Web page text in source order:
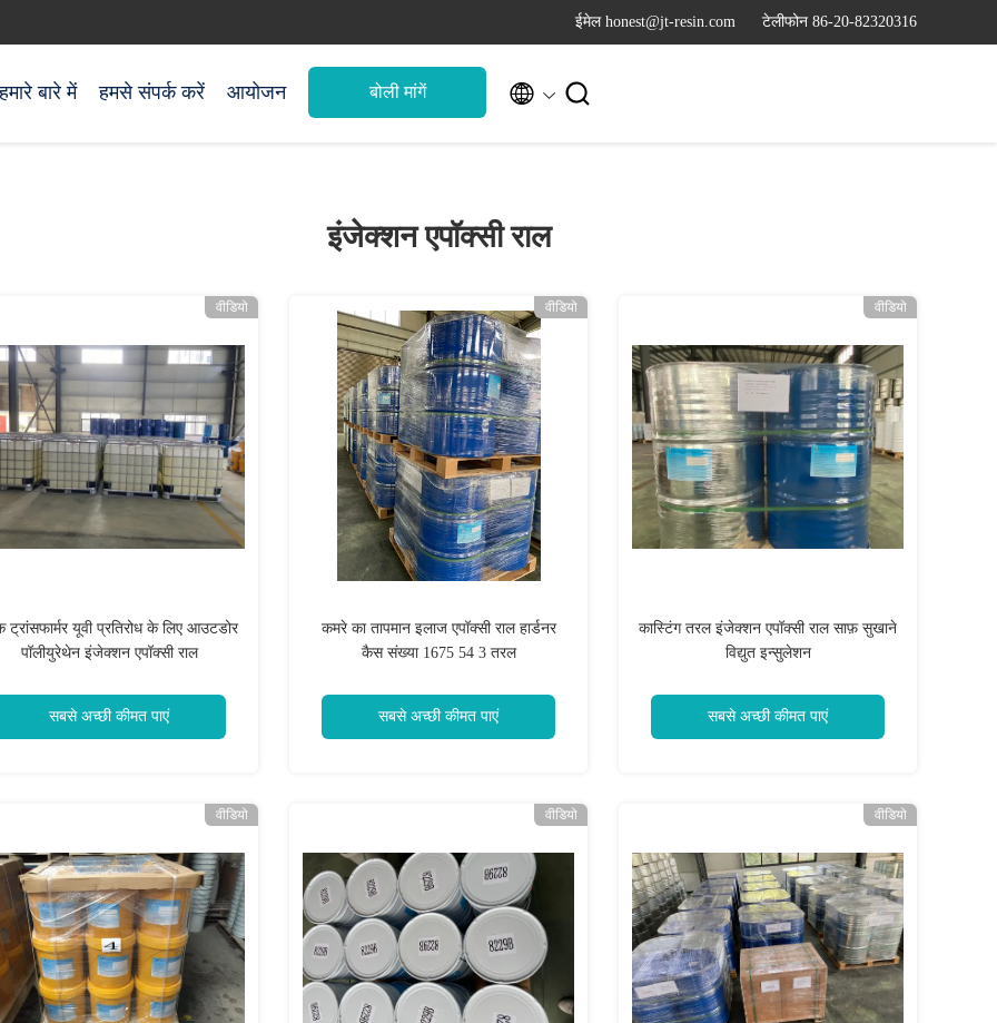
ईमेल honest@jt-resin.com टेलीफोन 86-20-82320316
हमारे बारे में हमसे संपर्क करें आयोजन बोली मांगें  
इंजेक्शन एपॉक्सी राल
वीडियो
ट्रांसफार्मर यूवी प्रतिरोध के लिए आउटडोर
पॉलीयुरेथेन इंजेक्शन एपॉक्सी राल
सबसे अच्छी कीमत पाएं
वीडियो
कमरे का तापमान इलाज एपॉक्सी राल हार्डनर
कैस संख्या 1675 54 3 तरल
सबसे अच्छी कीमत पाएं
वीडियो
कास्टिंग तरल इंजेक्शन एपॉक्सी राल साफ़ सुखाने
विद्युत इन्सुलेशन
सबसे अच्छी कीमत पाएं
वीडियो वीडियो वीडियो